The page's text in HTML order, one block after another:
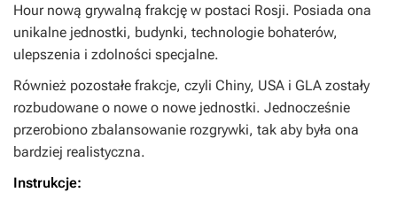
Hournową grywalną frakcję w postaci Rosji. Posiada ona
unikalne jednostki, budynki, technologie bohaterów,
ulepszenia i zdolności specjalne.
Również pozostałe frakcje, czyli Chiny, USA i GLA zostały
rozbudowane o nowe o nowe jednostki. Jednocześnie
przerobiono zbalansowanie rozgrywki, tak aby była ona
bardziej realistyczna.
Instrukcje: